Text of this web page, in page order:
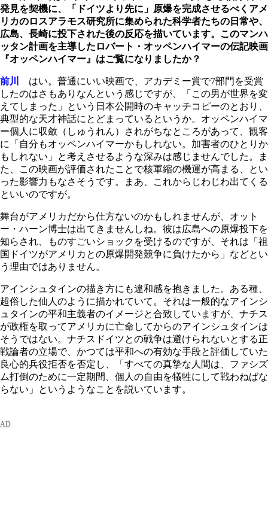
発見を契機に、「ドイツより先に」原爆を完成させるべくアメ
リカのロスアラモス研究所に集められた科学者たちの日常や、
広島、長崎に投下された後の反応を描いています。このマンハ
ッタン計画を主導したロバート・オッペンハイマーの伝記映画
『オッペンハイマー』はご覧になりましたか？
前川
はい。普通にいい映画で、アカデミー賞で7部門を受賞
したのはさもありなんという感じですが、「この男が世界を変
えてしまった」という日本公開時のキャッチコピーのとおり、
典型的な天才神話にとどまっているというか。オッペンハイマ
ー個人に収斂（しゅうれん）されがちなところがあって、観客
に「自分もオッペンハイマーかもしれない。加害者のひとりか
もしれない」と考えさせるような深みは感じませんでした。ま
た、この映画が評価されたことで核軍縮の機運が高まる、とい
った影響力もなさそうです。まあ、これからじわじわ出てくる
といいのですが。
舞台がアメリカだから仕方ないのかもしれませんが、オット
ー・ハーン博士は出てきませんしね。彼は広島への原爆投下を
知らされ、ものすごいショックを受けるのですが、それは「祖
国ドイツがアメリカとの原爆開発競争に負けたから」などとい
う理由ではありません。
アインシュタインの描き方にも違和感を抱きました。ある種、
超俗した仙人のように描かれていて。それは一般的なアインシ
ュタインの平和主義者のイメージと合致していますが、ナチス
が政権を取ってアメリカに亡命してからのアインシュタインは
そうではない。ナチスドイツとの戦争は避けられないとする正
戦論者の立場で、かつては平和への有効な手段と評価していた
良心的兵役拒否を否定し、「すべての真摯な人間は、ファシズ
ム打倒のために一定期間、個人の自由を犠牲にして戦わねばな
らない」というようなことを説いています。